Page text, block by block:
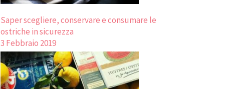
Saper scegliere, conservare e consumare le
ostriche in sicurezza
3 Febbraio 2019